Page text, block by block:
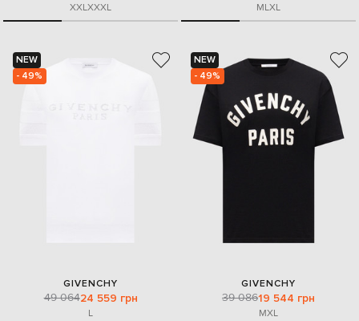
XXLXXXL MLXL
NEW
- 49%
GIVENCHY
49 06424 559 грн
L
NEW
- 49%
GIVENCHY
39 08619 544 грн
MXL